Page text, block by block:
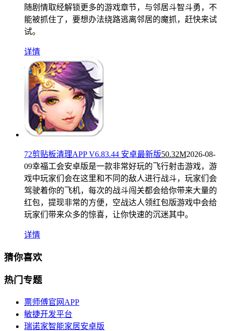
随剧情取经解锁更多的游戏章节，与邻居斗智斗勇，不
能被抓住了，要想办法绕路逃离邻居的魔抓，赶快来试
试。
详情
72剪贴板清理APP V6.83.44 安卓最新版50.32M2026-08-
09幸福工会安卓版是一款非常好玩的飞行射击游戏，游
戏中玩家们会在这里和不同的敌人进行战斗，玩家们会
驾驶着你的飞机，每次的战斗闯关都会给你带来大量的
红包，提现非常的方便，空战达人领红包版游戏中会给
玩家们带来众多的惊喜，让你快速的沉迷其中。
详情
猜你喜欢
热门专题
票师傅官网APP
敏捷开发平台
瑞诺家智能家居安卓版